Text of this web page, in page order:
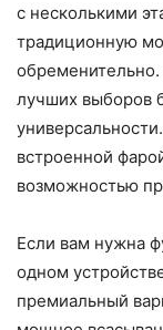
с несколькими
традиционную
обременительно.
лучших выборов
встроенной
возможностью
Если вам нужна
одном
премиальный